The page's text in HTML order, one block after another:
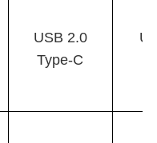
USB 2.0
Type-C